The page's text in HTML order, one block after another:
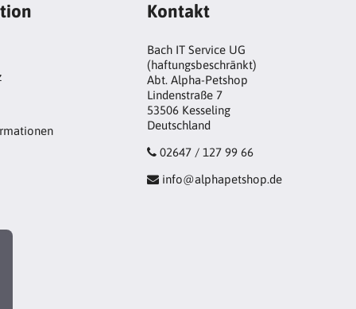
Kontakt
Bach IT Service UG
(haftungsbeschränkt)
Abt. Alpha-Petshop
Lindenstraße 7
53506 Kesseling
Deutschland
02647 / 127 99 66
info@alphapetshop.de